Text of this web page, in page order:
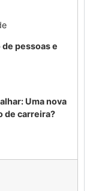
pessoas e
Uma nova
de carreira?